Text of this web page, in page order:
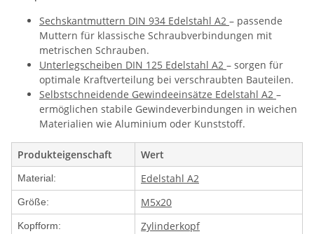
Sechskantmuttern DIN 934 Edelstahl A2 – passende
Muttern für klassische Schraubverbindungen mit
metrischen Schrauben.
Unterlegscheiben DIN 125 Edelstahl A2 – sorgen für
optimale Kraftverteilung bei verschraubten Bauteilen.
Selbstschneidende Gewindeeinsätze Edelstahl A2 –
ermöglichen stabile Gewindeverbindungen in weichen
Materialien wie Aluminium oder Kunststoff.
Produkteigenschaft Wert
Material: Edelstahl A2
Größe: M5x20
Kopfform: Zylinderkopf